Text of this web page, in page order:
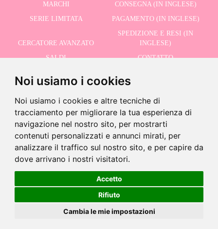
Noi usiamo i cookies
Noi usiamo i cookies e altre tecniche di
tracciamento per migliorare la tua esperienza di
navigazione nel nostro sito, per mostrarti
contenuti personalizzati e annunci mirati, per
analizzare il traffico sul nostro sito, e per capire da
dove arrivano i nostri visitatori.
Accetto
Rifiuto
Cambia le mie impostazioni
13,95 € +
-
Aggiungi al carrello
EN STOCK
MARCHI
CONSEGNA (IN INGLESE)
SERIE LIMITATA
PAGAMENTO (IN INGLESE)
CERCATORE AVANZATO
SPEDIZIONE E RESI (IN
INGLESE)
SALDI
CONTATTO
©2026 Dolls And Dolls. Tutti i diritti riservati.
Politica sui
cookie (in inglese)